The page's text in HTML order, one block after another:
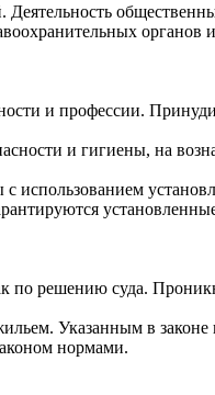
и профессии.
и гигиены, на
решению суда.
Указанным в
нормами.